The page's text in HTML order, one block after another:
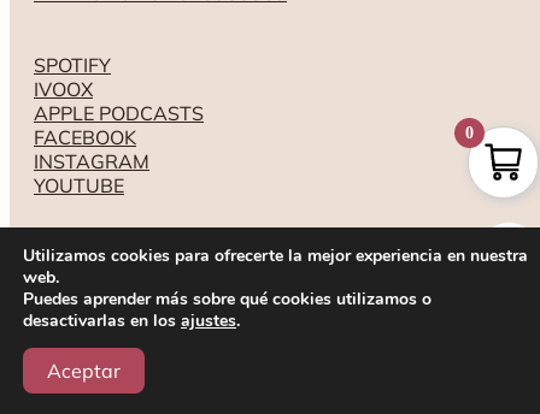
SPOTIFY
IVOOX
APPLE PODCASTS
FACEBOOK
INSTAGRAM
YOUTUBE
Utilizamos cookies para ofrecerte la mejor experiencia en nuestra
web.
Puedes aprender más sobre qué cookies utilizamos o
desactivarlas en los ajustes.
Aceptar
0